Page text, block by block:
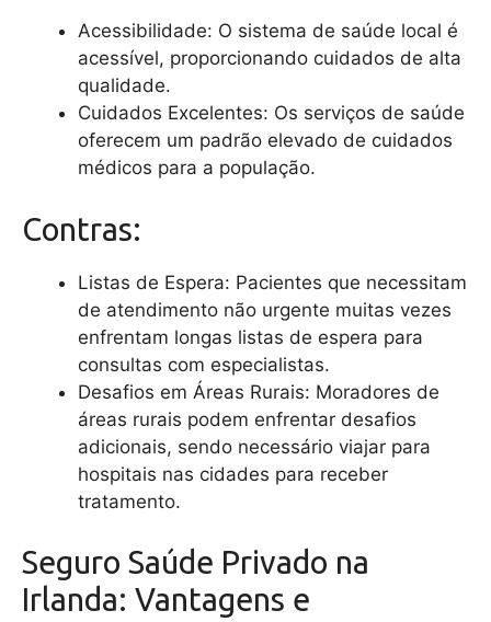
Acessibilidade: O sistema de saúde local é
acessível, proporcionando cuidados de alta
qualidade.
Cuidados Excelentes: Os serviços de saúde
oferecem um padrão elevado de cuidados
médicos para a população.
Contras:
Listas de Espera: Pacientes que necessitam
de atendimento não urgente muitas vezes
enfrentam longas listas de espera para
consultas com especialistas.
Desafios em Áreas Rurais: Moradores de
áreas rurais podem enfrentar desafios
adicionais, sendo necessário viajar para
hospitais nas cidades para receber
tratamento.
Seguro Saúde Privado na
Irlanda: Vantagens e